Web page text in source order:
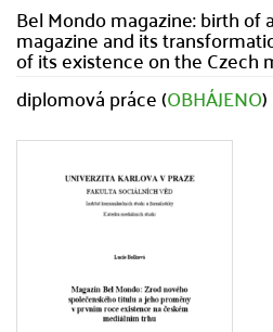
Bel Mondo magazine: birth of
magazine and its
of its existence on the Czech
diplomová práce (OBHÁJENO)